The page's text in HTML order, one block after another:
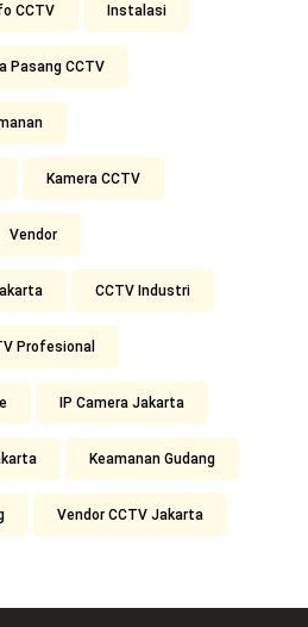
CCTV Instalasi
Pasang CCTV
Kamera CCTV
Vendor
CCTV Industri
Profesional
IP Camera Jakarta
Keamanan Gudang
Vendor CCTV Jakarta